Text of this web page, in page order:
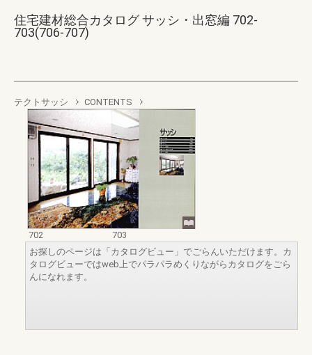
住宅建材総合カタログ サッシ・出窓編 702-
703(706-707)
テクトサッシ CONTENTS
702
703
お探しのページは「カタログビュー」でごらんいただけます。カ
タログビューではweb上でパラパラめくりながらカタログをごら
んになれます。